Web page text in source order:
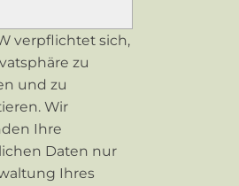
verpflichtet sich,
zu
und zu
Wir
Ihre
Daten nur
Ihres